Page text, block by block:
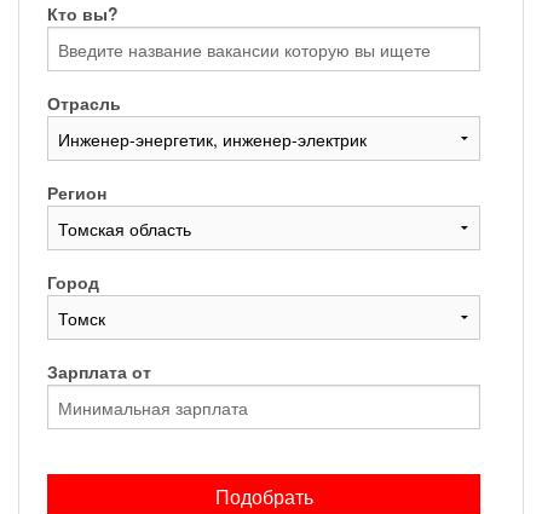
Кто вы?
Отрасль
Регион
Город
Зарплата от
Подобрать